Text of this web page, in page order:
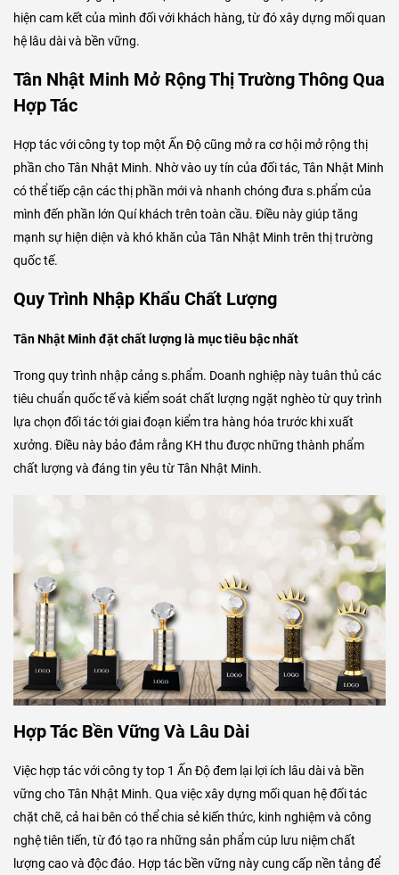
hiện cam kết của mình đối với khách hàng, từ đó xây dựng mối quan
hệ lâu dài và bền vững.
Tân Nhật Minh Mở Rộng Thị Trường Thông Qua
Hợp Tác
Hợp tác với công ty top một Ấn Độ cũng mở ra cơ hội mở rộng thị
phần cho Tân Nhật Minh. Nhờ vào uy tín của đối tác, Tân Nhật Minh
có thể tiếp cận các thị phần mới và nhanh chóng đưa s.phẩm của
mình đến phần lớn Quí khách trên toàn cầu. Điều này giúp tăng
mạnh sự hiện diện và khó khăn của Tân Nhật Minh trên thị trường
quốc tế.
Quy Trình Nhập Khẩu Chất Lượng
Tân Nhật Minh đặt chất lượng là mục tiêu bậc nhất
Trong quy trình nhập cảng s.phẩm. Doanh nghiệp này tuân thủ các
tiêu chuẩn quốc tế và kiểm soát chất lượng ngặt nghèo từ quy trình
lựa chọn đối tác tới giai đoạn kiểm tra hàng hóa trước khi xuất
xưởng. Điều này bảo đảm rằng KH thu được những thành phẩm
chất lượng và đáng tin yêu từ Tân Nhật Minh.
Hợp Tác Bền Vững Và Lâu Dài
Việc hợp tác với công ty top 1 Ấn Độ đem lại lợi ích lâu dài và bền
vững cho Tân Nhật Minh. Qua việc xây dựng mối quan hệ đối tác
chặt chẽ, cả hai bên có thể chia sẻ kiến thức, kinh nghiệm và công
nghệ tiên tiến, từ đó tạo ra những sản phẩm cúp lưu niệm chất
lượng cao và độc đáo. Hợp tác bền vững này cung cấp nền tảng để